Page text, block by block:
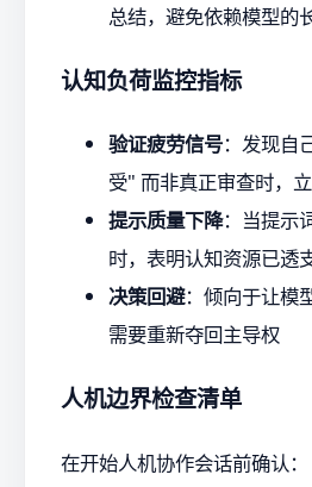
总结，避免依赖模型的
认知负荷监控指标
验证疲劳信号：发现自
受" 而非真正审查时，
提示质量下降：当提示
时，表明认知资源已透
决策回避：倾向于让模
需要重新夺回主导权
人机边界检查清单
在开始人机协作会话前确认：